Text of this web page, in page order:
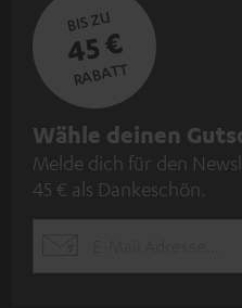
BIS ZU
45 €
RABATT
N
e
w
Wähle deinen
Melde dich für den
45 € als Dankeschön.